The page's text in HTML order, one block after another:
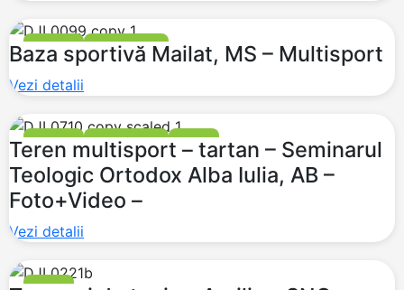
FOTBAL MULTISPORT
Baza sportivă Mailat, MS – Multisport
Vezi detalii
FOTBAL MULTISPORT TENIS
Teren multisport – tartan – Seminarul
Teologic Ortodox Alba Iulia, AB –
Foto+Video –
Vezi detalii
TENIS